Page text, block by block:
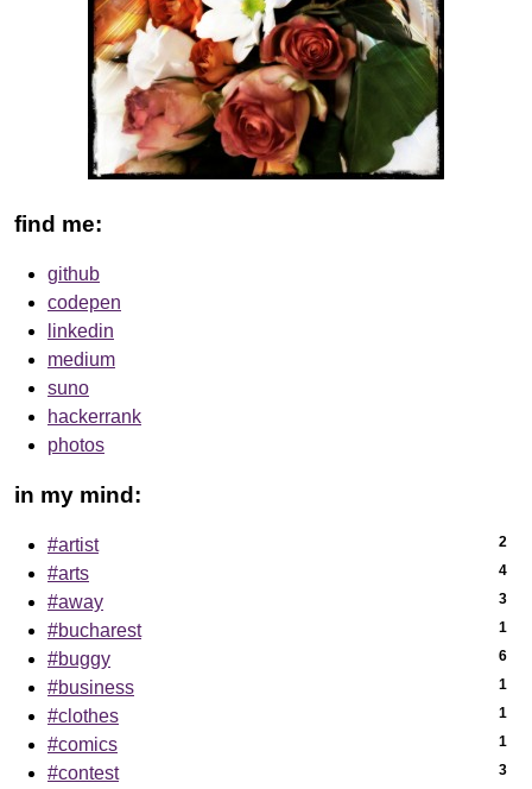
find me:
github
codepen
linkedin
medium
suno
hackerrank
photos
in my mind:
#artist 2
#arts 4
#away 3
#bucharest 1
#buggy 6
#business 1
#clothes 1
#comics 1
#contest 3